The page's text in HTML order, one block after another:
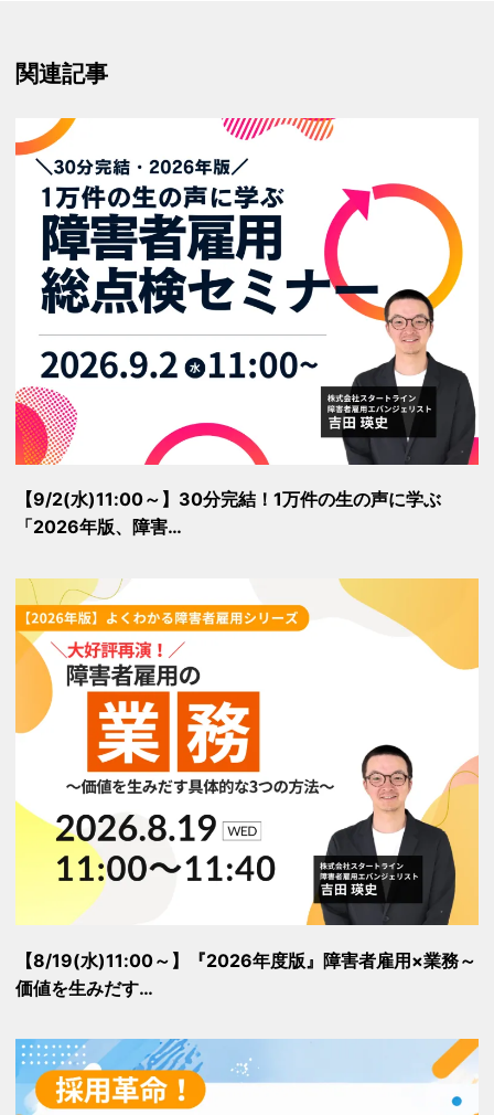
関連記事
【9/2(水)11:00～】30分完結！1万件の生の声に学ぶ
「2026年版、障害…
【8/19(水)11:00～】『2026年度版』障害者雇用×業務～
価値を生みだす…